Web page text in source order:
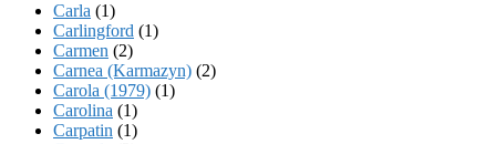
Carla (1)
Carlingford (1)
Carmen (2)
Carnea (Karmazyn) (2)
Carola (1979) (1)
Carolina (1)
Carpatin (1)